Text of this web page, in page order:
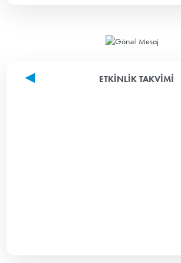
ETKINLIK TAKVIMI